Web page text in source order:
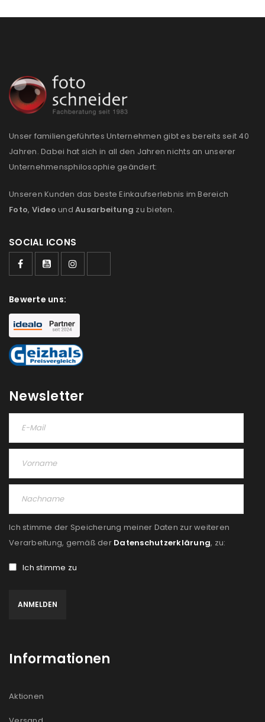
Unser familiengeführtes Unternehmen gibt es bereits seit 40
Jahren. Dabei hat sich in all den Jahren nichts an unserer
Unternehmensphilosophie geändert:
Unseren Kunden das beste Einkaufserlebnis im Bereich
Foto, Video und Ausarbeitung zu bieten.
SOCIAL ICONS
Bewerte uns:
Newsletter
Ich stimme der Speicherung meiner Daten zur weiteren
Verarbeitung, gemäß der Datenschutzerklärung, zu:
Ich stimme zu
Informationen
Aktionen